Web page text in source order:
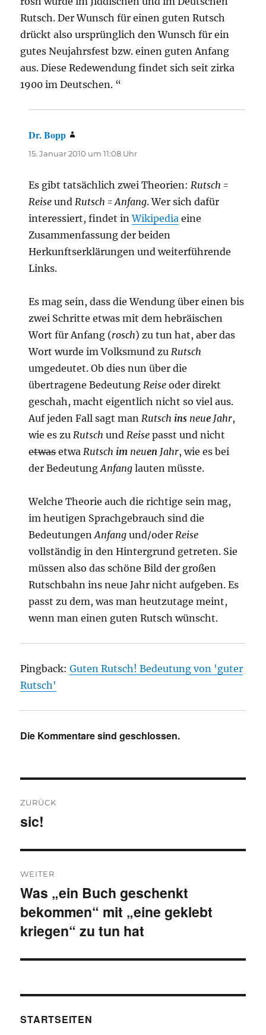
Rutsch. Der Wunsch für einen guten Rutsch
drückt also ursprünglich den Wunsch für ein
gutes Neujahrsfest bzw. einen guten Anfang
aus. Diese Redewendung findet sich seit zirka
1900 im Deutschen. “
Dr. Bopp
15. Januar 2010 um 11:08 Uhr
Es gibt tatsächlich zwei Theorien:Rutsch =
Reise undRutsch = Anfang. Wer sich dafür
interessiert, findet inWikipedia eine
Zusammenfassung der beiden
Herkunftserklärungen und weiterführende
Links.
Es mag sein, dass die Wendung über einen bis
zwei Schritte etwas mit dem hebräischen
Wort für Anfang (rosch) zu tun hat, aber das
Wort wurde im Volksmund zuRutsch
umgedeutet. Ob dies nun über die
übertragene BedeutungReise oder direkt
geschah, macht eigentlich nicht so viel aus.
Auf jeden Fall sagt manRutsch ins neue Jahr,
wie es zuRutsch undReise passt und nicht
etwasetwaRutsch im neuen Jahr, wie es bei
der BedeutungAnfang lauten müsste.
Welche Theorie auch die richtige sein mag,
im heutigen Sprachgebrauch sind die
BedeutungenAnfang und/oderReise
vollständig in den Hintergrund getreten. Sie
müssen also das schöne Bild der großen
Rutschbahn ins neue Jahr nicht aufgeben. Es
passt zu dem, was man heutzutage meint,
wenn man einen guten Rutsch wünscht.
Pingback:Guten Rutsch! Bedeutung von 'guter
Rutsch'
Die Kommentare sind geschlossen.
ZURÜCK
Vorheriger
sic!
WEITER
Nächster
Beitrag:
Was „ein Buch geschenkt
bekommen“ mit „eine geklebt
kriegen“ zu tun hat
STARTSEITEN